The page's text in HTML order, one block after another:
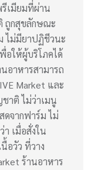
รีเมียมที่ผ่าน
ถูกสุขลักษณะ
ไม่มียาปฏิชีวนะ
อให้ผู้บริโภคได้
าหารสามารถ
Market และ
าติ ไม่ว่าเมนู
จากฟาร์ม ไม่
เมื่อสั่งใน
อวัว ที่วาง
ร้านอาหาร